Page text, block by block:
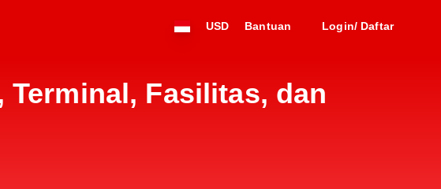
USD Bantuan Login/ Daftar
Fasilitas, dan